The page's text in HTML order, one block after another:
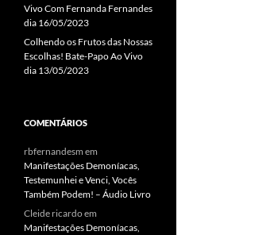
Vivo Com Fernanda Fernandes
dia 16/05/2023
Colhendo os Frutos das Nossas
Escolhas! Bate-Papo Ao Vivo
dia 13/05/2023
COMENTÁRIOS
rbfernandesm em
Manifestações Demoníacas,
Testemunhei e Venci, Vocês
Também Podem! – Áudio Livro
Cleide ricardoem
Manifestações Demoníacas,